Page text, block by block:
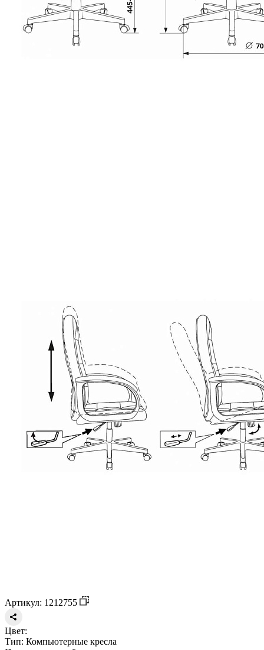
Артикул: 1212755
Цвет:
Тип: Компьютерные кресла